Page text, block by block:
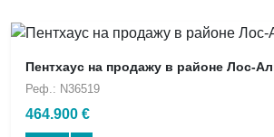
Пентхаус на продажу в районе Лос-
Реф.: N36519
464.900 €